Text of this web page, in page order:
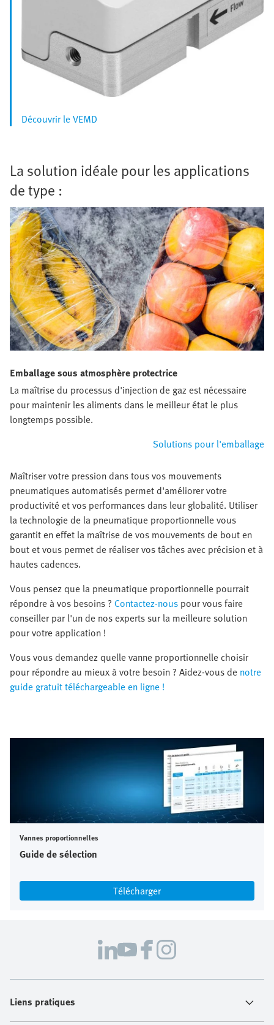
Découvrir le VEMD
La solution idéale pour les applications
de type :
Emballage sous atmosphère protectrice
La maîtrise du processus d'injection de gaz est nécessaire
pour maintenir les aliments dans le meilleur état le plus
longtemps possible.
Solutions pour l'emballage
Maîtriser votre pression dans tous vos mouvements
pneumatiques automatisés permet d'améliorer votre
productivité et vos performances dans leur globalité. Utiliser
la technologie de la pneumatique proportionnelle vous
garantit en effet la maîtrise de vos mouvements de bout en
bout et vous permet de réaliser vos tâches avec précision et à
hautes cadences.
Vous pensez que la pneumatique proportionnelle pourrait
répondre à vos besoins ? Contactez-nous pour vous faire
conseiller par l'un de nos experts sur la meilleure solution
pour votre application !
Vous vous demandez quelle vanne proportionnelle choisir
pour répondre au mieux à votre besoin ? Aidez-vous de notre
guide gratuit téléchargeable en ligne !
Vannes proportionnelles
Guide de sélection
Télécharger
Liens pratiques